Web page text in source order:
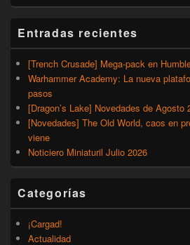
Entradas recientes
[Trench Crusade] Mega-pack en
Warhammer Academy: La nueva
pasos
[Dragon’s Lake] Novedades de Agosto
[Novedades] The Old World, caos en
viene
Noticiero Miniaturil Julio 2026
Categorías
¡Cargad!
Actualidad